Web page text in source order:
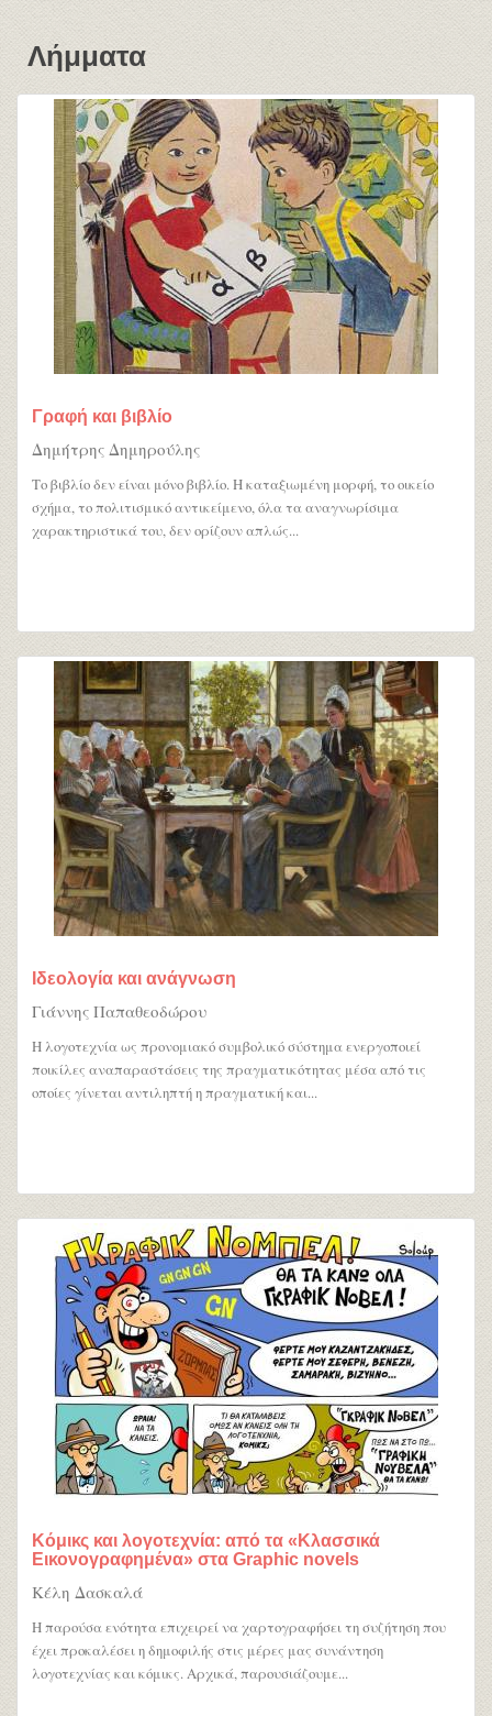
Λήμματα
Γραφή και βιβλίο
Δημήτρης Δημηρούλης
Το βιβλίο δεν είναι μόνο βιβλίο. H καταξιωμένη μορφή, το οικείο
σχήμα, το πολιτισμικό αντικείμενο, όλα τα αναγνωρίσιμα
χαρακτηριστικά του, δεν ορίζουν απλώς...
Ιδεολογία και ανάγνωση
Γιάννης Παπαθεοδώρου
Η λογοτεχνία ως προνομιακό συμβολικό σύστημα ενεργοποιεί
ποικίλες αναπαραστάσεις της πραγματικότητας μέσα από τις
οποίες γίνεται αντιληπτή η πραγματική και...
Κόμικς και λογοτεχνία: από τα «Κλασσικά
Εικονογραφημένα» στα Graphic novels
Κέλη Δασκαλά
Η παρούσα ενότητα επιχειρεί να χαρτογραφήσει τη συζήτηση που
έχει προκαλέσει η δημοφιλής στις μέρες μας συνάντηση
λογοτεχνίας και κόμικς. Αρχικά, παρουσιάζουμε...